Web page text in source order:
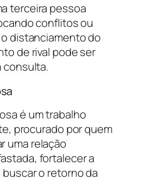
terceira pessoa
conflitos ou
distanciamento do
de rival pode ser
consulta.
é um trabalho
procurado por quem
uma relação
fortalecer a
o retorno da